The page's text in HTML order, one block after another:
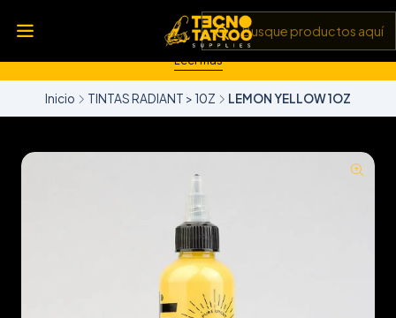
💥 Insumos, máquinas y tecnología de punta 💻 Todo lo que
necesitas para llevar tu arte al siguiente nivel 🎨 Calidad garantizada
Leer más
Inicio TINTAS RADIANT > 10Z LEMON YELLOW 1OZ